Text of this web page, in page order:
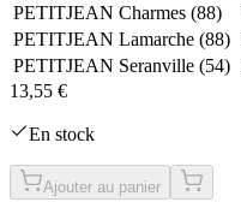
PETITJEAN Charmes (88)
PETITJEAN Lamarche (88)
PETITJEAN Seranville (54)
13,55 €
En stock
Ajouter au panier